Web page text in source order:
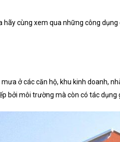
hãy cùng xem qua những công
ở các căn hộ, khu kinh doanh,
bởi môi trường mà còn có tác dụng